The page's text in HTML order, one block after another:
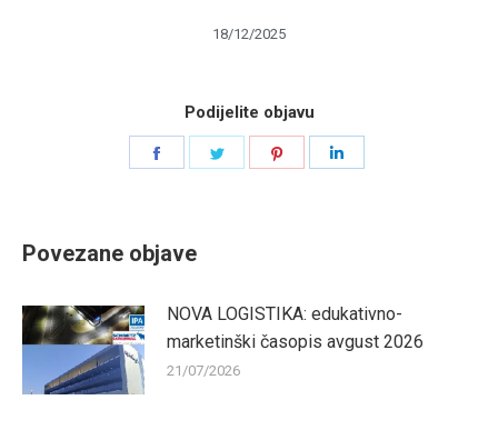
18/12/2025
Podijelite objavu
Povezane objave
NOVA LOGISTIKA: edukativno-
marketinški časopis avgust 2026
21/07/2026